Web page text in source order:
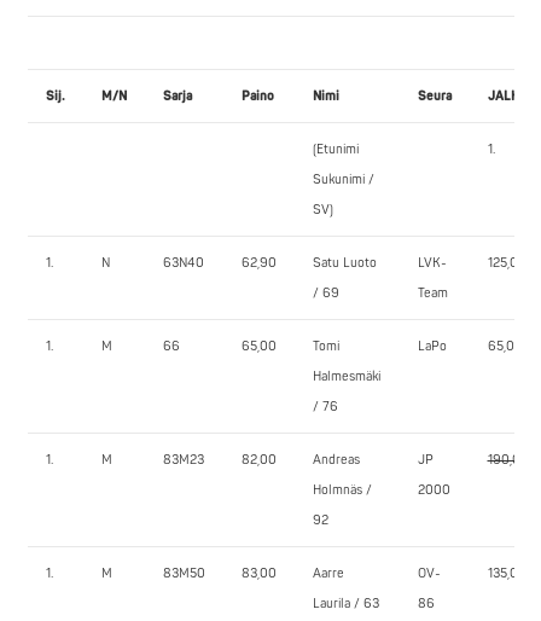
Sij. M/N Sarja Paino Nimi Seura
(Etunimi
Sukunimi /
SV)
1.
1. N 63N40 62,90
Satu Luoto
/ 69
LVK-
Team
125,0
1. M 66 65,00
Tomi
Halmesmäki
/ 76
LaPo 65,0
1. M 83M23 82,00
Andreas
Holmnäs /
92
JP
2000
190,0
1. M 83M50 83,00
Aarre
Laurila / 63
OV-
86
135,0